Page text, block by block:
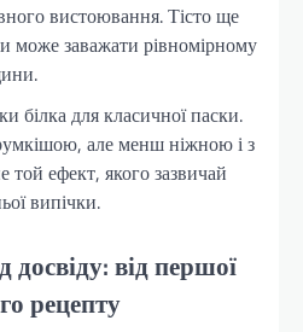
вистоювання. Тісто ще
може заважати рівномірному
білка для класичної паски.
але менш ніжною і з
ефект, якого зазвичай
випічки.
досвіду: від першої
рецепту